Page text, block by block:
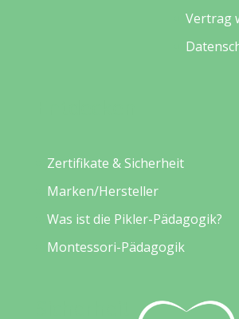
Vertrag
Zertifikate & Sicherheit
Marken/Hersteller
Was ist die Pikler-Pädagogik?
Montessori-Pädagogik